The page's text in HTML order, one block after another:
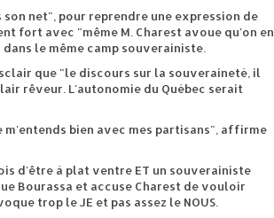
net", pour reprendre une expression de
fort avec "même M. Charest avoue qu'on en
le même camp souverainiste.
que "le discours sur la souveraineté, il
rêveur. L'autonomie du Québec serait
bien avec mes partisans", affirme
d'être à plat ventre ET un souverainiste
Bourassa et accuse Charest de vouloir
trop le JE et pas assez le NOUS.